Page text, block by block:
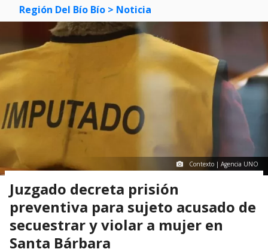
Región Del Bío Bío > Noticia
Contexto | Agencia UNO
Juzgado decreta prisión
preventiva para sujeto acusado de
secuestrar y violar a mujer en
Santa Bárbara